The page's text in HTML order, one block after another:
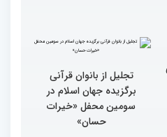
جزئیات پنجمین روز رقابت
بخش برادران مسابقات
بین‌المللی قرآن کریم